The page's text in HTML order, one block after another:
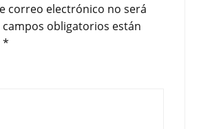
correo electrónico no será
campos obligatorios están
*